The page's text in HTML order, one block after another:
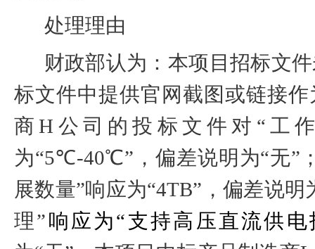
处理理由
财政部认为：本项目招标文
标文件中提供官网截图或链接
商H 公司的投标文件对“工
为“5℃-40℃”，偏差说明为“无”
展数量”响应为“4TB”，偏差说明
理”响应为“支持高压直流供电